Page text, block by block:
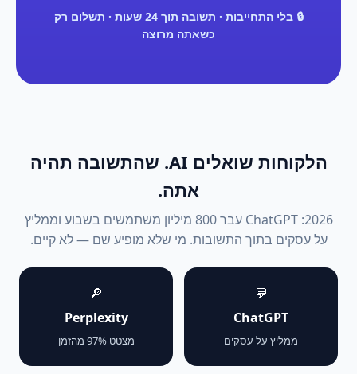
🔒 בלי התחייבות · תשובה תוך 24 שעות · תשלום רק
כשאתה מרוצה
הלקוחות שואלים AI. שהתשובה תהיה
אתה.
2026: ChatGPT עבר 800 מיליון משתמשים בשבוע וממליץ
על עסקים בתוך התשובות. מי שלא מופיע שם — לא קיים.
💬
ChatGPT
ממליץ על עסקים
🔎
Perplexity
מצטט 97% מהזמן